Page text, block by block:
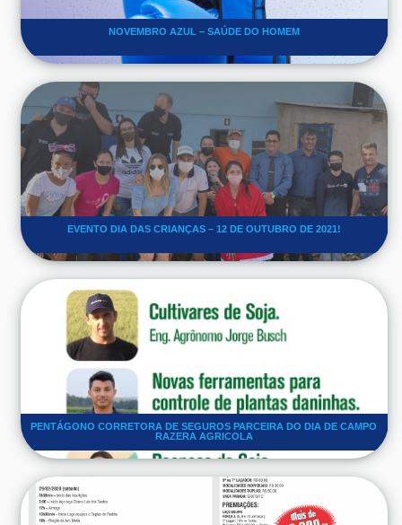
NOVEMBRO AZUL – SAÚDE DO HOMEM
EVENTO DIA DAS CRIANÇAS – 12 DE OUTUBRO DE 2021!
PENTÁGONO CORRETORA DE SEGUROS PARCEIRA DO DIA DE CAMPO
RAZERA AGRICOLA